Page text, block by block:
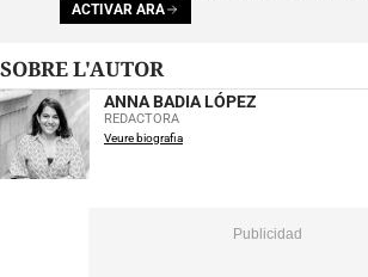
ACTIVAR ARA
SOBRE L'AUTOR
ANNA BADIA LÓPEZ
REDACTORA
Veure biografia